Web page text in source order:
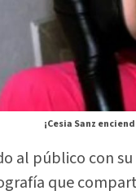
¡Cesia Sanz
al público con
que